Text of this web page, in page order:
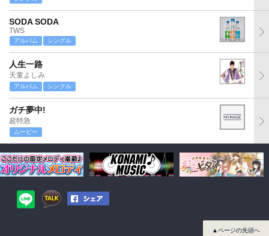
SODA SODA
TWS
アルバム シングル
人生一路
天童よしみ
アルバム シングル
ガチ夢中!
超特急
ムービー
▲ページの先頭へ